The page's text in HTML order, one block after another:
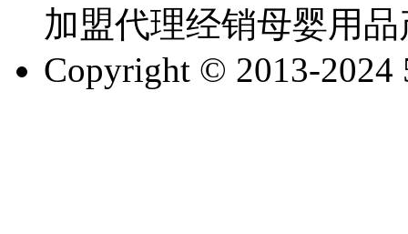
加盟代理经销母婴用
Copyright © 2013-2024